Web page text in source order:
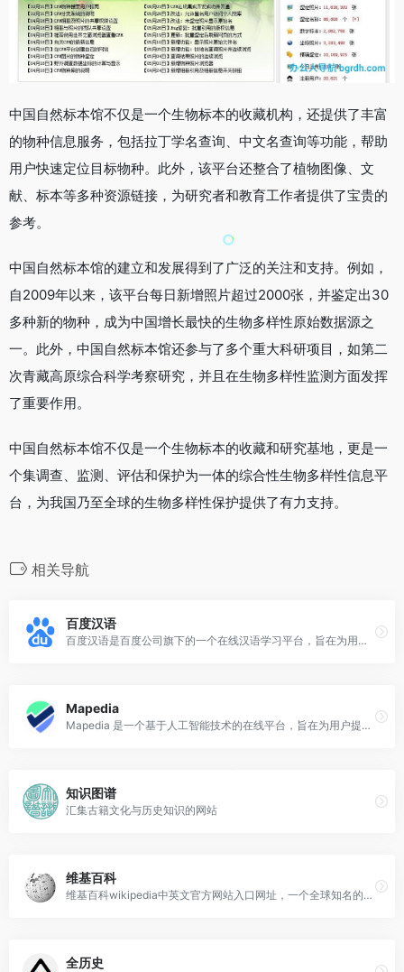
中国自然标本馆不仅是一个生物标本的收藏机构，还提供了丰富
的物种信息服务，包括拉丁学名查询、中文名查询等功能，帮助
用户快速定位目标物种。此外，该平台还整合了植物图像、文
献、标本等多种资源链接，为研究者和教育工作者提供了宝贵的
参考。
中国自然标本馆的建立和发展得到了广泛的关注和支持。例如，
自2009年以来，该平台每日新增照片超过2000张，并鉴定出30
多种新的物种，成为中国增长最快的生物多样性原始数据源之
一。此外，中国自然标本馆还参与了多个重大科研项目，如第二
次青藏高原综合科学考察研究，并且在生物多样性监测方面发挥
了重要作用。
中国自然标本馆不仅是一个生物标本的收藏和研究基地，更是一
个集调查、监测、评估和保护为一体的综合性生物多样性信息平
台，为我国乃至全球的生物多样性保护提供了有力支持。
相关导航
百度汉语
百度汉语是百度公司旗下的一个在线汉语学习平台，旨在为用户提供全面、便捷的汉语学习资源和服务。
Mapedia
Mapedia 是一个基于人工智能技术的在线平台，旨在为用户提供关于任何感兴趣主题的综合信息和地理信息的可视化展示。
知识图谱
汇集古籍文化与历史知识的网站
维基百科
维基百科wikipedia中英文官方网站入口网址，一个全球知名的在线百科全书
全历史